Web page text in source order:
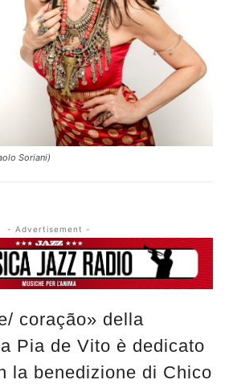
Soriani)
- Advertisement -
coração» della
Pia de Vito è dedicato
la benedizione di Chico